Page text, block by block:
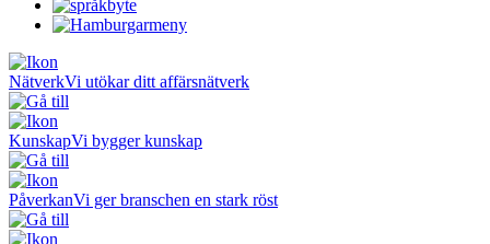
NätverkVi utökar ditt affärsnätverk
KunskapVi bygger kunskap
PåverkanVi ger branschen en stark röst